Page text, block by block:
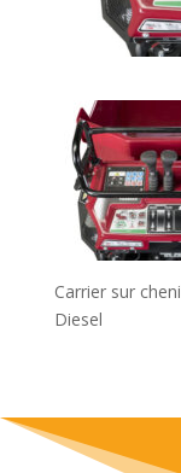
Carrier sur
Diesel